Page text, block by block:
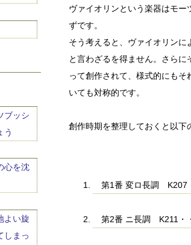
ブッシ
う
心を沈
よい旋
しまっ
ヴァイオリンという楽器はモ
ずです。
そう考えると、ヴァイオリン
と言わざるを得ません。さら
って創作されて、様式的にも
いても対称的です。
創作時期を整理しておくと以下
第1番 変ロ長調 K207
第2番 ニ長調 K211・